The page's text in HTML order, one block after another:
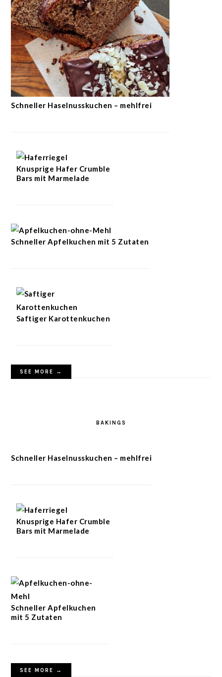
Schneller Haselnusskuchen – mehlfrei
Knusprige Hafer Crumble
Bars mit Marmelade
Schneller Apfelkuchen mit 5 Zutaten
Saftiger Karottenkuchen
SEE MORE →
BAKINGS
Schneller Haselnusskuchen – mehlfrei
Knusprige Hafer Crumble
Bars mit Marmelade
Schneller Apfelkuchen
mit 5 Zutaten
SEE MORE →